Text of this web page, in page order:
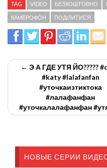
TAG VIDEO БЕЗКОШТОВНО
КАМЕРОФОН ПОДІЛИТИСЯ
← Э А ГДЕ УТЯ ЙО?????
#katy #lalafanfan
#уточкаизтиктока
#лалафанфан
#уточкалалафанфан
НОВЫЕ СЕРИИ